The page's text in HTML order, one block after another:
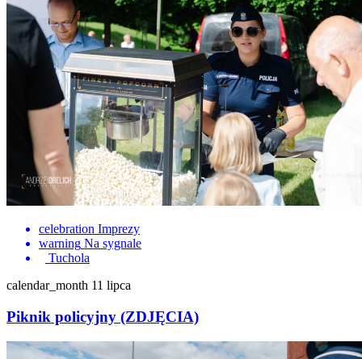
celebration Imprezy
warning Na sygnale
Tuchola
calendar_month 11 lipca
Piknik policyjny (ZDJĘCIA)